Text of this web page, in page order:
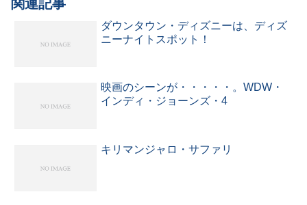
関連記事
ダウンタウン・ディズニーは、ディズ
ニーナイトスポット！
映画のシーンが・・・・・。WDW・
インディ・ジョーンズ・4
キリマンジャロ・サファリ